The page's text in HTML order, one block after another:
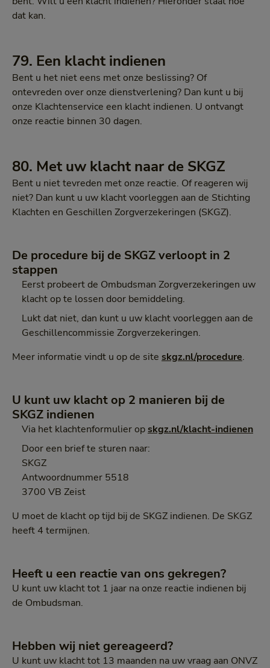
dat kan.
79. Een klacht indienen
Bent u het niet eens met onze beslissing? Of
ontevreden over onze dienstverlening? Dan kunt u bij
onze Klachtenservice een klacht indienen. U ontvangt
onze reactie binnen 30 dagen.
80. Met uw klacht naar de SKGZ
Bent u niet tevreden met onze reactie. Of reageren wij
niet? Dan kunt u uw klacht voorleggen aan de Stichting
Klachten en Geschillen Zorgverzekeringen (SKGZ).
De procedure bij de SKGZ verloopt in 2
stappen
Eerst probeert de Ombudsman Zorgverzekeringen uw
klacht op te lossen door bemiddeling.
Lukt dat niet, dan kunt u uw klacht voorleggen aan de
Geschillencommissie Zorgverzekeringen.
Meer informatie vindt u op de site skgz.nl/procedure.
U kunt uw klacht op 2 manieren bij de
SKGZ indienen
Via het klachtenformulier op skgz.nl/klacht-indienen
Door een brief te sturen naar:
SKGZ
Antwoordnummer 5518
3700 VB Zeist
U moet de klacht op tijd bij de SKGZ indienen. De SKGZ
heeft 4 termijnen.
Heeft u een reactie van ons gekregen?
U kunt uw klacht tot 1 jaar na onze reactie indienen bij
de Ombudsman.
Hebben wij niet gereageerd?
U kunt uw klacht tot 13 maanden na uw vraag aan ONVZ